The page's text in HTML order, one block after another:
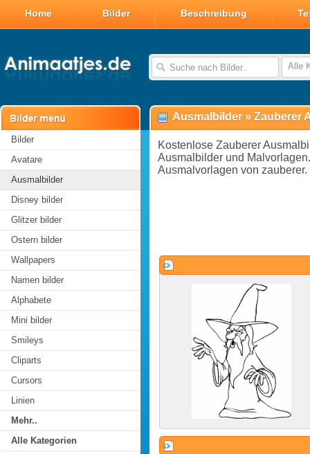
Home Bilder Beschreibung
Alle
Bilder
Avatare
Ausmalbilder
Disney bilder
Glitzer bilder
Ostern bilder
Wallpapers
Namen bilder
Alphabete
Mini bilder
Smileys
Cliparts
Cursors
Linien
Mehr..
Alle Kategorien
Ausmalbilder » Zauberer
Kostenlose Zauberer
Ausmalbilder und
Ausmalvorlagen von zauberer.